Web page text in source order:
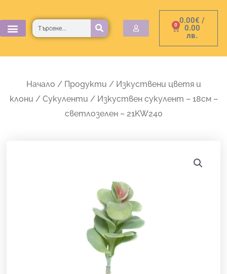
to
content
0.00€ /
0.00
лв.
0
Cart
Търсене
Начало / Продукти / Изкуствени цветя и
клони / Сукуленти / Изкуствен сукулент – 18см –
светлозелен – 21KW240